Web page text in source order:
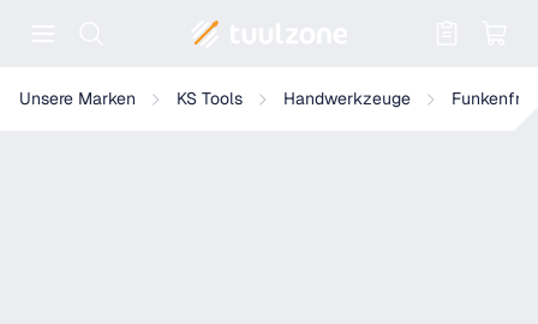
Unsere Marken KS Tools Handwerkzeuge
KS Tools BRONZEplus Verstellbarer Schraubenschlüssel